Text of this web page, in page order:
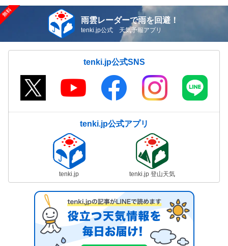
雨雲レーダーで雨を回避！
tenki.jp公式 天気予報アプリ
tenki.jp公式SNS
tenki.jp公式アプリ
tenki.jp tenki.jp 登山天気